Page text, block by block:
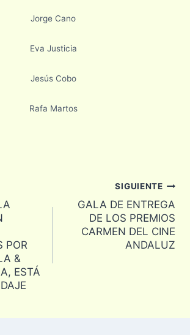
Jorge Cano
Eva Justicia
Jesús Cobo
Rafa Martos
POR
&
ESTÁ
SIGUIENTE
GALA DE ENTREGA
DE LOS PREMIOS
CARMEN DEL CINE
ANDALUZ